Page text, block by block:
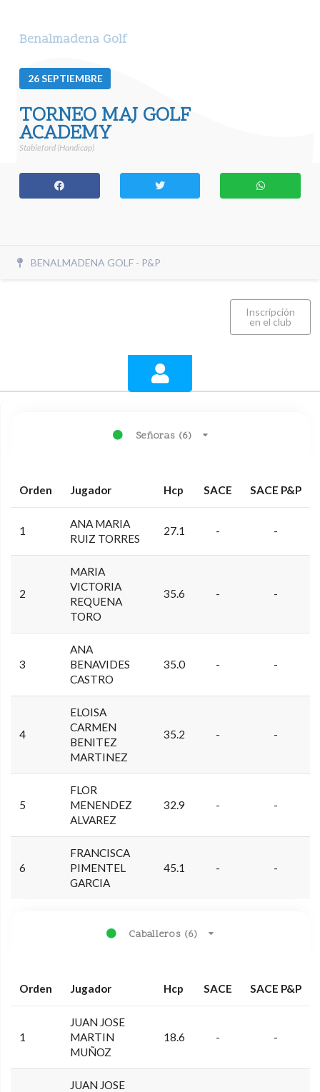
Benalmadena Golf
26SEPTIEMBRE
TORNEO MAJ GOLF
ACADEMY
Stableford (Handicap)
BENALMADENA GOLF - P&P
Inscripción
en el club
Señoras (6)
Orden Jugador Hcp SACE SACE P&P
1
ANA MARIA
RUIZ TORRES
27.1 - -
2
MARIA
VICTORIA
REQUENA
TORO
35.6 - -
3
ANA
BENAVIDES
CASTRO
35.0 - -
4
ELOISA
CARMEN
BENITEZ
MARTINEZ
35.2 - -
5
FLOR
MENENDEZ
ALVAREZ
32.9 - -
6
FRANCISCA
PIMENTEL
GARCIA
45.1 - -
Caballeros (6)
Orden Jugador Hcp SACE SACE P&P
1
JUAN JOSE
MARTIN
MUÑOZ
18.6 - -
JUAN JOSE